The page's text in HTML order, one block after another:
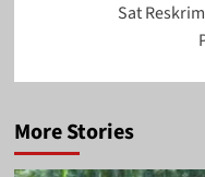
Sat
More Stories